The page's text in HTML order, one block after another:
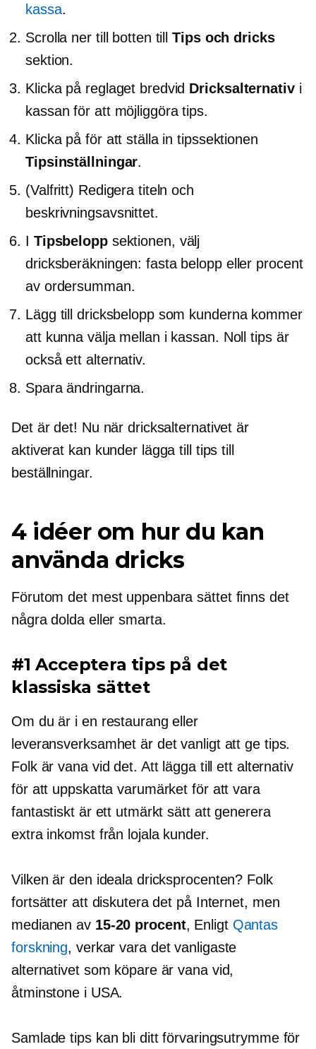
kassa.
Scrolla ner till botten tillTips och dricks
sektion.
Klicka på reglaget bredvid Dricksalternativi
kassan för att möjliggöra tips.
Klicka på för att ställa in tipssektionen
Tipsinställningar.
(Valfritt) Redigera titeln och
beskrivningsavsnittet.
I Tipsbeloppsektionen, välj
dricksberäkningen: fasta belopp eller procent
av ordersumman.
Lägg till dricksbelopp som kunderna kommer
att kunna välja mellan i kassan. Noll tips är
också ett alternativ.
Spara ändringarna.
Det är det! Nu när dricksalternativet är
aktiverat kan kunder lägga till tips till
beställningar.
4 idéer om hur du kan
använda dricks
Förutom det mest uppenbara sättet finns det
några dolda eller smarta.
#1 Acceptera tips på det
klassiska sättet
Om du är i en restaurang eller
leveransverksamhet är det vanligt att ge tips.
Folk är vana vid det. Att lägga till ett alternativ
för att uppskatta varumärket för att vara
fantastiskt är ett utmärkt sätt att generera
extra inkomst från lojala kunder.
Vilken är den ideala dricksprocenten? Folk
fortsätter att diskutera det på Internet, men
medianen av 15-20 procent, Enligt Qantas
forskning, verkar vara det vanligaste
alternativet som köpare är vana vid,
åtminstone i USA.
Samlade tips kan bli ditt förvaringsutrymme för